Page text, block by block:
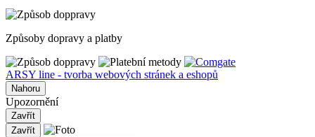
Způsoby dopravy a platby
ARSY line - tvorba webových stránek a eshopů
Nahoru
Upozornění
Zavřít
Zavřít